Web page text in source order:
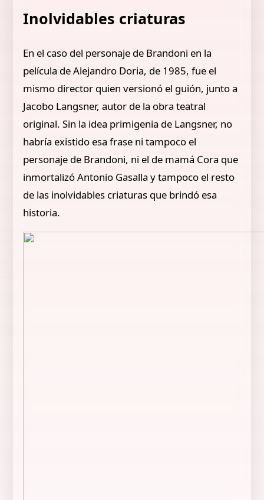
Inolvidables criaturas
En el caso del personaje de Brandoni en la
película de Alejandro Doria, de 1985, fue el
mismo director quien versionó el guión, junto a
Jacobo Langsner, autor de la obra teatral
original. Sin la idea primigenia de Langsner, no
habría existido esa frase ni tampoco el
personaje de Brandoni, ni el de mamá Cora que
inmortalizó Antonio Gasalla y tampoco el resto
de las inolvidables criaturas que brindó esa
historia.